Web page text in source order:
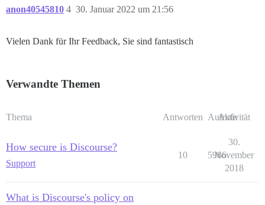
anon40545810 30. Januar 2022 um 21:56
4
Vielen Dank für Ihr Feedback, Sie sind fantastisch
Verwandte Themen
Thema Antworten Aufrufe
Aktivität
How secure is Discourse?
Support
10 5986
30.
November
2018
What is Discourse's policy on